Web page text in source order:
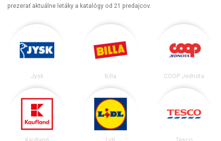
prezerať aktuálne letáky a katalógy od 21 predajcov.
Jysk Billa COOP Jednota